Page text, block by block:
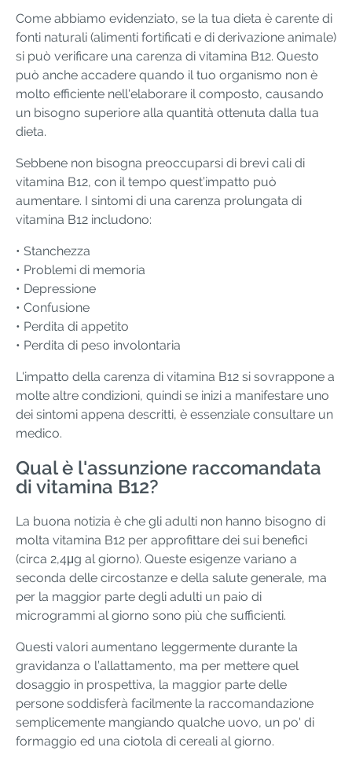
Come abbiamo evidenziato, se la tua dieta è carente di
fonti naturali (alimenti fortificati e di derivazione animale)
si può verificare una carenza di vitamina B12. Questo
può anche accadere quando il tuo organismo non è
molto efficiente nell'elaborare il composto, causando
un bisogno superiore alla quantità ottenuta dalla tua
dieta.
Sebbene non bisogna preoccuparsi di brevi cali di
vitamina B12, con il tempo quest’impatto può
aumentare. I sintomi di una carenza prolungata di
vitamina B12 includono:
• Stanchezza
• Problemi di memoria
• Depressione
• Confusione
• Perdita di appetito
• Perdita di peso involontaria
L'impatto della carenza di vitamina B12 si sovrappone a
molte altre condizioni, quindi se inizi a manifestare uno
dei sintomi appena descritti, è essenziale consultare un
medico.
Qual è l'assunzione raccomandata
di vitamina B12?
La buona notizia è che gli adulti non hanno bisogno di
molta vitamina B12 per approfittare dei sui benefici
(circa 2,4μg al giorno). Queste esigenze variano a
seconda delle circostanze e della salute generale, ma
per la maggior parte degli adulti un paio di
microgrammi al giorno sono più che sufficienti.
Questi valori aumentano leggermente durante la
gravidanza o l’allattamento, ma per mettere quel
dosaggio in prospettiva, la maggior parte delle
persone soddisferà facilmente la raccomandazione
semplicemente mangiando qualche uovo, un po' di
formaggio ed una ciotola di cereali al giorno.